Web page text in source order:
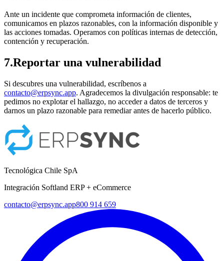
Ante un incidente que comprometa información de clientes,
comunicamos en plazos razonables, con la información disponible y
las acciones tomadas. Operamos con políticas internas de detección,
contención y recuperación.
7.Reportar una vulnerabilidad
Si descubres una vulnerabilidad, escríbenos a
contacto@erpsync.app. Agradecemos la divulgación responsable: te
pedimos no explotar el hallazgo, no acceder a datos de terceros y
darnos un plazo razonable para remediar antes de hacerlo público.
Tecnológica Chile SpA
Integración Softland ERP + eCommerce
contacto@erpsync.app800 914 659